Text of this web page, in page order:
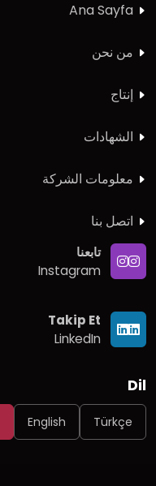
Ana Sayfa
من نحن
إنتاج
الشهادات
معلومات الشركة
اتصل بنا
تابعنا
Instagram
Takip Et
LinkedIn
Dil
Türkçe
English